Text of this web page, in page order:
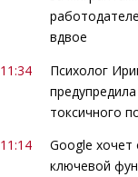
вдвое
11:34
Психолог
токсичного
11:14
Google хочет
ключевой